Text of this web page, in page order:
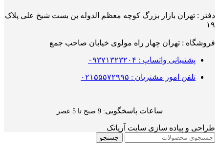
دفتر : تهران بازار بزرگ کوچه معظم الدوله بن بست شیخ علی پلاک
۱۹
فروشگاه : تهران چهار راه مولوی خیابان صاحب جمع
پشتیبانی واتساپ : ۰۹۳۷۱۳۲۳۲۰۴
تلفن امور مشتریان : ۰۲۱۵۵۵۷۲۹۹۵
ساعات پاسخگویی: 9 صبح تا 5 عصر
طراحی و پیاده سازی سایت آریاتک
جستجو